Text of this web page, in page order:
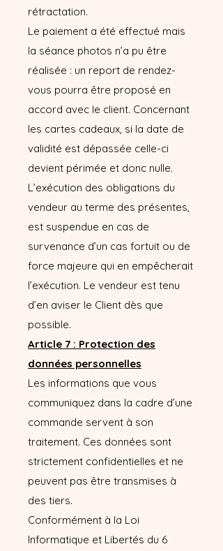
rétractation.
Le paiement a été effectué mais
la séance photos n’a pu être
réalisée : un report de rendez-
vous pourra être proposé en
accord avec le client. Concernant
les cartes cadeaux, si la date de
validité est dépassée celle-ci
devient périmée et donc nulle.
L’exécution des obligations du
vendeur au terme des présentes,
est suspendue en cas de
survenance d’un cas fortuit ou de
force majeure qui en empêcherait
l’exécution. Le vendeur est tenu
d’en aviser le Client dès que
possible.
Article 7 : Protection des
données personnelles
Les informations que vous
communiquez dans la cadre d’une
commande servent à son
traitement. Ces données sont
strictement confidentielles et ne
peuvent pas être transmises à
des tiers.
Conformément à la Loi
Informatique et Libertés du 6